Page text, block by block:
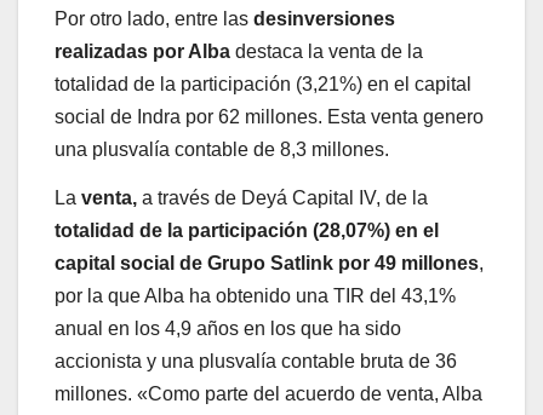
Por otro lado, entre las desinversiones
realizadas por Alba destaca la venta de la
totalidad de la participación (3,21%) en el capital
social de Indra por 62 millones. Esta venta genero
una plusvalía contable de 8,3 millones.
La venta, a través de Deyá Capital IV, de la
totalidad de la participación (28,07%) en el
capital social de Grupo Satlink por 49 millones,
por la que Alba ha obtenido una TIR del 43,1%
anual en los 4,9 años en los que ha sido
accionista y una plusvalía contable bruta de 36
millones. «Como parte del acuerdo de venta, Alba